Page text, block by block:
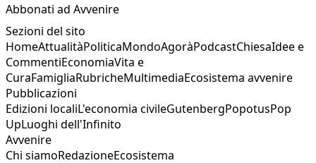
Abbonati ad Avvenire
Sezioni del sito
HomeAttualitàPoliticaMondoAgoràPodcastChiesaIdee e
CommentiEconomiaVita e
CuraFamigliaRubricheMultimediaEcosistema avvenire
Pubblicazioni
Edizioni localiL'economia civileGutenbergPopotusPop
UpLuoghi dell'Infinito
Avvenire
Chi siamoRedazioneEcosistema